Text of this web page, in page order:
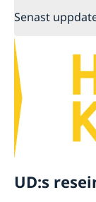
Senast
UD:s